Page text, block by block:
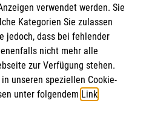
e.V.
4006 4700 20
verwendet werden. Sie
Kategorien Sie zulassen
jedoch, dass bei fehlender
nicht mehr alle
zur Verfügung stehen.
unseren speziellen Cookie-
unter folgendem Link.